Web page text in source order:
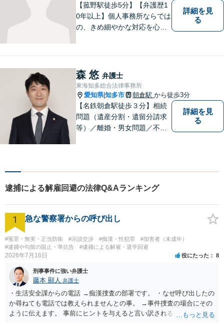
【菰野駅徒歩5分】【弁護歴1
0年以上】個人事務所ならでは
の、きめ細やかな対応を心が
行います！【完全個室】
詳細を見
る
森 悠 弁護士
東海知多総合法律事務所
愛知県|知多市 朝倉駅 から徒歩3分
【名鉄朝倉駅徒歩３分】相続
問題（遺産分割・遺留分請求
等）／離婚・男女問題／不動
多数。
詳細を見
る
逮捕による解雇回避の法律Q&Aランキング
1 急な警察署からの呼び出し
#冤罪・無実・正当防衛 #示談交渉 #痴漢・性犯罪
#加害者（未成年）
#逮捕や勾留の阻止・準抗告
#逮捕による解雇・退学回避
2026年7月16日 役にたった 8
刑事事件に強い弁護士
藤本 顯人 弁護士
・生活安全課からの電話 →痴漢捜査の部署です。 ・なぜ呼び出したの
か尋ねても電話では教えられませんとの事。 →事件捜査の場合にその
ように伝えます。 事前にヒントを与えると言い訳されるからです。 ・